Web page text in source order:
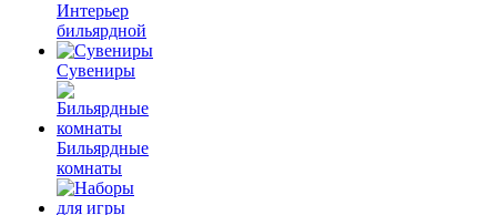
Интерьер
бильярдной
Сувениры
Бильярдные
комнаты